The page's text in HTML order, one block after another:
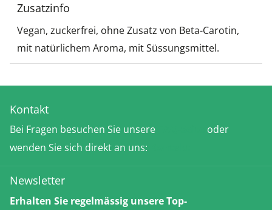
Zusatzinfo
Vegan, zuckerfrei, ohne Zusatz von Beta-Carotin,
mit natürlichem Aroma, mit Süssungsmittel.
Kontakt
Bei Fragen besuchen Sie unsere
oder
wenden Sie sich direkt an uns:
Newsletter
Erhalten Sie regelmässig unsere Top-